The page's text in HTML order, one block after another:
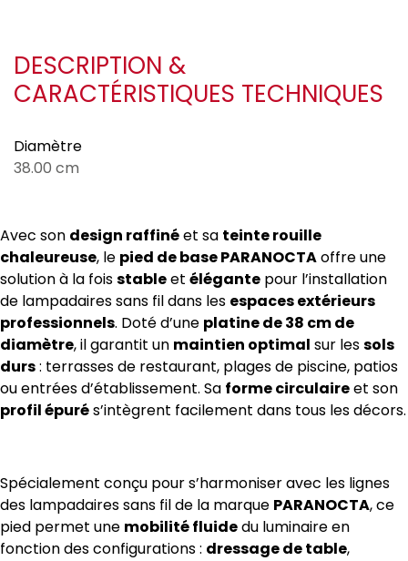
DESCRIPTION &
CARACTÉRISTIQUES TECHNIQUES
Diamètre
38.00 cm
Avec son design raffinéet sa teinte rouille
chaleureuse, le pied de base PARANOCTAoffre une
solution à la foisstableet élégante pour l’installation
de lampadaires sans fil dans les espaces extérieurs
professionnels. Doté d’une platine de 38 cm de
diamètre, il garantit un maintien optimal sur lessols
durs: terrasses de restaurant, plages de piscine, patios
ou entrées d’établissement. Sa forme circulaireet son
profil épurés’intègrent facilement dans tous les décors.
Spécialement conçu pour s’harmoniser avec les lignes
des lampadaires sans fil de la marque PARANOCTA, ce
pied permet une mobilité fluidedu luminaire en
fonction des configurations : dressage de table,